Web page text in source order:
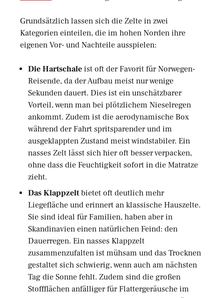
Grundsätzlich lassen sich die Zelte in zwei
Kategorien einteilen, die im hohen Norden ihre
eigenen Vor- und Nachteile ausspielen:
Die Hartschale ist oft der Favorit für Norwegen-
Reisende, da der Aufbau meist nur wenige
Sekunden dauert. Dies ist ein unschätzbarer
Vorteil, wenn man bei plötzlichem Nieselregen
ankommt. Zudem ist die aerodynamische Box
während der Fahrt spritsparender und im
ausgeklappten Zustand meist windstabiler. Ein
nasses Zelt lässt sich hier oft besser verpacken,
ohne dass die Feuchtigkeit sofort in die Matratze
zieht.
Das Klappzeltbietet oft deutlich mehr
Liegefläche und erinnert an klassische Hauszelte.
Sie sind ideal für Familien, haben aber in
Skandinavien einen natürlichen Feind: den
Dauerregen. Ein nasses Klappzelt
zusammenzufalten ist mühsam und das Trocknen
gestaltet sich schwierig, wenn auch am nächsten
Tag die Sonne fehlt. Zudem sind die großen
Stoffflächen anfälliger für Flattergeräusche im